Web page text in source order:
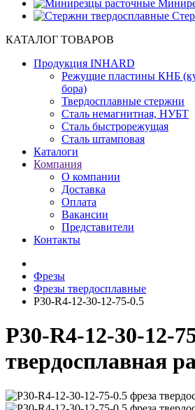
КАТАЛОГ ТОВАРОВ
Продукция INHARD
Режущие пластины КНБ
бора)
Твердосплавные стержни
Сталь немагнитная, НУБТ
Сталь быстрорежущая
Сталь штамповая
Каталоги
Компания
О компании
Доставка
Оплата
Вакансии
Представители
Контакты
Фрезы
Фрезы твердосплавные
P30-R4-12-30-12-75-0.5
P30-R4-12-30-12-
твердосплавная